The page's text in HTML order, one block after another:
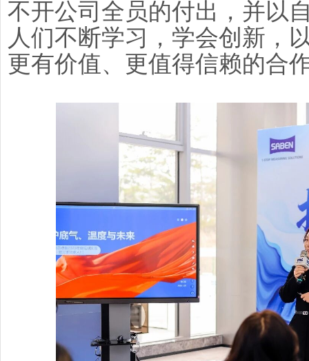
不开公司全员的付出，并以
人们不断学习，学会创新，
更有价值、更值得信赖的合